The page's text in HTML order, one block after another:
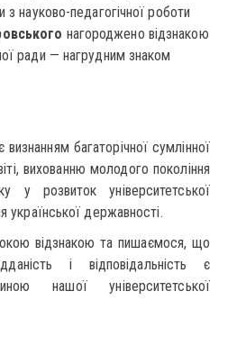
з науково-педагогічної роботи
нагороджено відзнакою
ради — нагрудним знаком
багаторічної сумлінної
вихованню молодого покоління
у розвиток університетської
української державності.
відзнакою та пишаємося, що
і відповідальність є
нашої університетської